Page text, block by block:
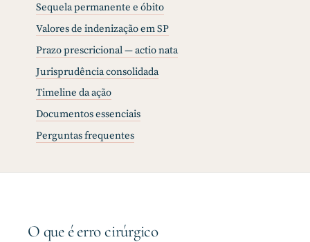
Sequela permanente e óbito
Valores de indenização em SP
Prazo prescricional — actio nata
Jurisprudência consolidada
Timeline da ação
Documentos essenciais
Perguntas frequentes
O que é erro cirúrgico